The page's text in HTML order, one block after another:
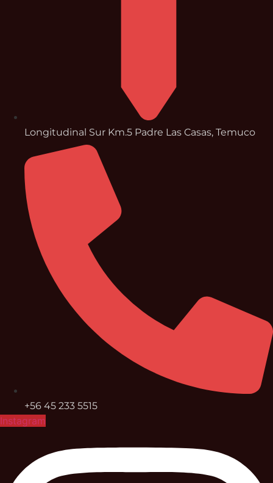
Longitudinal Sur Km.5 Padre Las Casas, Temuco
+56 45 233 5515
Instagram